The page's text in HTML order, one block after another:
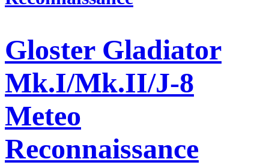
Gloster Gladiator
Mk.I/Mk.II/J-8
Meteo
Reconnaissance